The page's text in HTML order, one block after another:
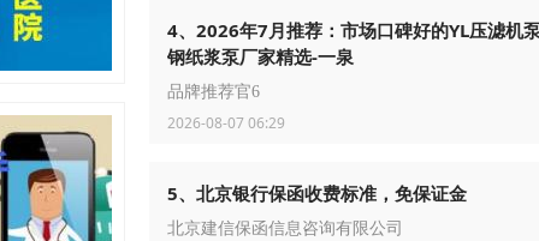
4、2026年7月推荐：市场口碑好的YL压滤机
钢纸浆泵厂家精选-一泉
品牌推荐官6
2026-08-07 06:29
5、北京银行保函收费标准，免保证金
北京建信保函信息咨询有限公司